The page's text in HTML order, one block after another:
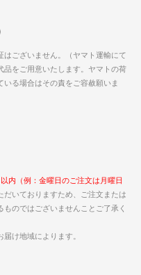
はございません。（ヤマト運輸にて
品をご用意いたします。ヤマトの荷
る場合はその責をご容赦願いま
内（例：金曜日のご注文は月曜日
だいておりますため、ご注文または
のではございませんことご了承く
け地域によります。